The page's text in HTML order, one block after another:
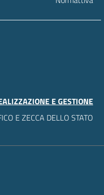
E GESTIONE
E ZECCA DELLO STATO